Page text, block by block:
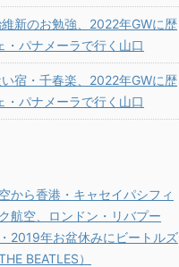
新のお勉強、2022年GWに歴
・パナメーラで行く山口
宿・千春楽、2022年GWに歴
・パナメーラで行く山口
から香港・キャセイパシフィ
航空、ロンドン・リバプー
2019年お盆休みにビートルズ
THE BEATLES）